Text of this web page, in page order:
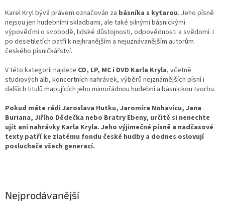
Karel Kryl bývá právem označován za básníka s kytarou. Jeho písně
nejsou jen hudebními skladbami, ale také silnými básnickými
výpověďmi o svobodě, lidské důstojnosti, odpovědnosti a svědomí. I
po desetiletích patří k nejhranějším a nejuznávanějším autorům
českého písničkářství.
V této kategorii najdete CD, LP, MC i DVD Karla Kryla, včetně
studiových alb, koncertních nahrávek, výběrů nejznámějších písní i
dalších titulů mapujících jeho mimořádnou hudební a básnickou tvorbu.
Pokud máte rádi Jaroslava Hutku, Jaromíra Nohavicu, Jana
Buriana, Jiřího Dědečka nebo Bratry Ebeny, určitě si nenechte
ujít ani nahrávky Karla Kryla. Jeho výjimečné písně a nadčasové
texty patří ke zlatému fondu české hudby a dodnes oslovují
posluchače všech generací.
Nejprodávanější